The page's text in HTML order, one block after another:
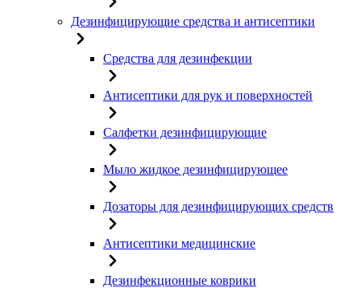
Дезинфицирующие средства и антисептики
Средства для дезинфекции
Антисептики для рук и поверхностей
Салфетки дезинфицирующие
Мыло жидкое дезинфицирующее
Дозаторы для дезинфицирующих средств
Антисептики медицинские
Дезинфекционные коврики